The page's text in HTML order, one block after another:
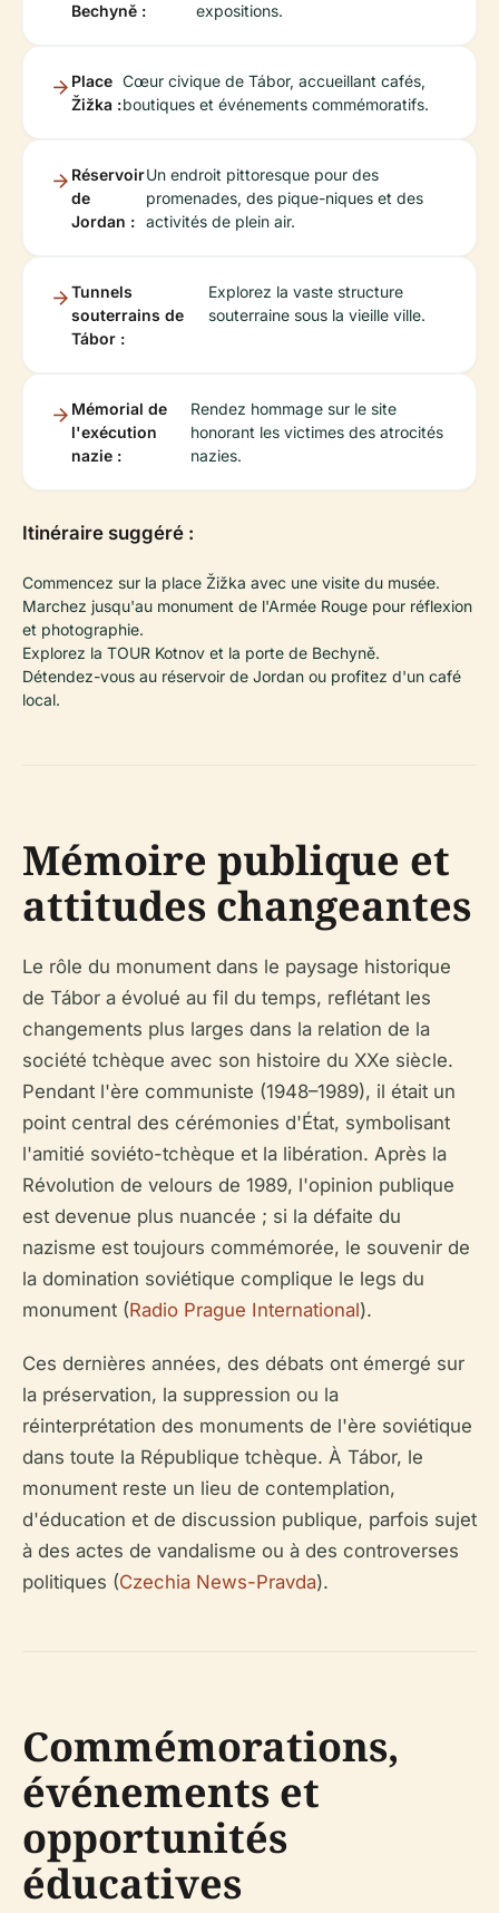
Bechyně :
expositions.
Place
Žižka :
Cœur civique de Tábor, accueillant cafés,
boutiques et événements commémoratifs.
Réservoir
de
Jordan :
Un endroit pittoresque pour des
promenades, des pique-niques et des
activités de plein air.
Tunnels
souterrains de
Tábor :
Explorez la vaste structure
souterraine sous la vieille ville.
Mémorial de
l'exécution
nazie :
Rendez hommage sur le site
honorant les victimes des atrocités
nazies.
Itinéraire suggéré :
Commencez sur la place Žižka avec une visite du musée.
Marchez jusqu'au monument de l'Armée Rouge pour réflexion
et photographie.
Explorez la TOUR Kotnov et la porte de Bechyně.
Détendez-vous au réservoir de Jordan ou profitez d'un café
local.
Mémoire publique et
attitudes changeantes
Le rôle du monument dans le paysage historique
de Tábor a évolué au fil du temps, reflétant les
changements plus larges dans la relation de la
société tchèque avec son histoire du XXe siècle.
Pendant l'ère communiste (1948–1989), il était un
point central des cérémonies d'État, symbolisant
l'amitié soviéto-tchèque et la libération. Après la
Révolution de velours de 1989, l'opinion publique
est devenue plus nuancée ; si la défaite du
nazisme est toujours commémorée, le souvenir de
la domination soviétique complique le legs du
monument (Radio Prague International).
Ces dernières années, des débats ont émergé sur
la préservation, la suppression ou la
réinterprétation des monuments de l'ère soviétique
dans toute la République tchèque. À Tábor, le
monument reste un lieu de contemplation,
d'éducation et de discussion publique, parfois sujet
à des actes de vandalisme ou à des controverses
politiques (Czechia News-Pravda).
Commémorations,
événements et
opportunités
éducatives